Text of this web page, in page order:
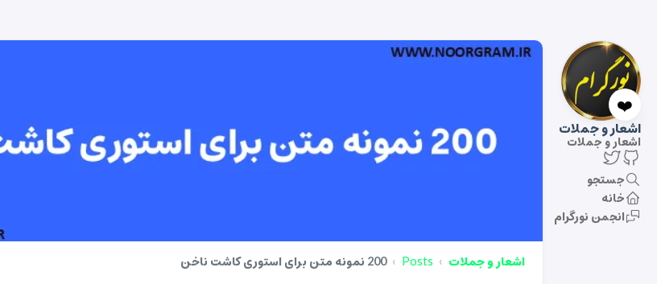
❤️
اشعار و جملات
اشعار و جملات
جستجو
خانه
انجمن نورگرام
اشعار و جملات Posts 200 نمونه متن برای استوری کاشت ناخن